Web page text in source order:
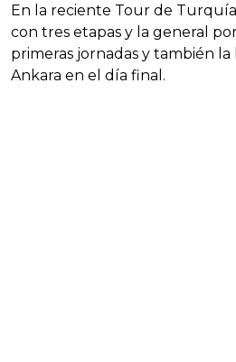
En la reciente Tour de
con tres etapas y la general
primeras jornadas y también
Ankara en el día final.